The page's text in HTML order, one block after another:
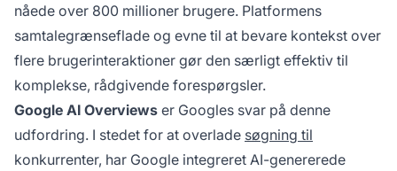
nåede over 800 millioner brugere. Platformens
samtalegrænseflade og evne til at bevare kontekst over
flere brugerinteraktioner gør den særligt effektiv til
komplekse, rådgivende forespørgsler.
Google AI Overviews er Googles svar på denne
udfordring. I stedet for at overlade søgning til
konkurrenter, har Google integreret AI-genererede